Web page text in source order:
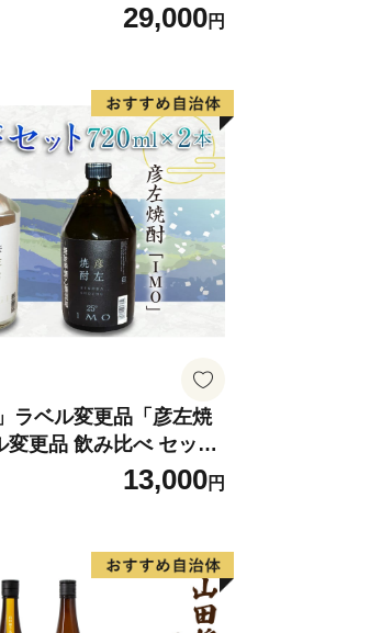
29,000円
ラベル変更品「彦左焼
変更品 飲み比べ セット
1本 25度 焼酎 お酒 麦
13,000円